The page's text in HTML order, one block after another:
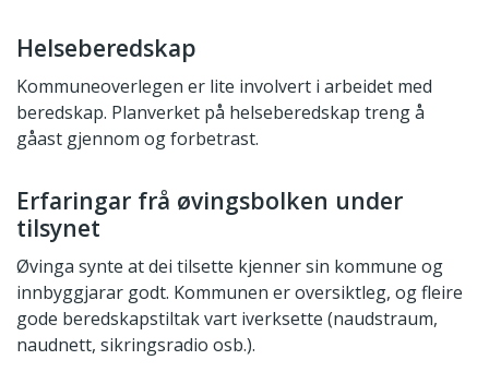
Helseberedskap
Kommuneoverlegen er lite involvert i arbeidet med
beredskap. Planverket på helseberedskap treng å
gåast gjennom og forbetrast.
Erfaringar frå øvingsbolken under
tilsynet
Øvinga synte at dei tilsette kjenner sin kommune og
innbyggjarar godt. Kommunen er oversiktleg, og fleire
gode beredskapstiltak vart iverksette (naudstraum,
naudnett, sikringsradio osb.).